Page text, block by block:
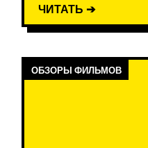
ЧИТАТЬ ➔
ОБЗОРЫ ФИЛЬМОВ